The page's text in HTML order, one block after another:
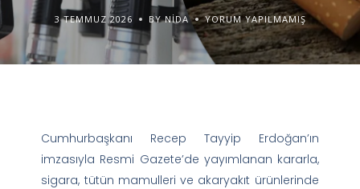
3 TEMMUZ 2026 BY NIDA YORUM YAPILMAMIŞ
Cumhurbaşkanı Recep Tayyip Erdoğan’ın
imzasıyla Resmi Gazete’de yayımlanan kararla,
sigara, tütün mamulleri ve akaryakıt ürünlerinde